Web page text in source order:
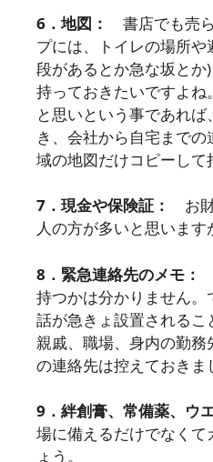
6．地図：
書店でも売
プには、トイレの場所
段があるとか急な坂と
持っておきたいですよね
と思いという事であれ
き、会社から自宅まで
域の地図だけコピーして
7．現金や保険証：
お
人の方が多いと思います
8．緊急連絡先のメモ：
持つかは分かりません
話が急きょ設置されるこ
親戚、職場、身内の勤務
の連絡先は控えておきま
9．絆創膏、常備薬、ウ
場に備えるだけでなくて
ょう。